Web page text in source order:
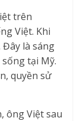
trên
Việt. Khi
là sáng
tại Mỹ.
quyền sử
ông Việt sau